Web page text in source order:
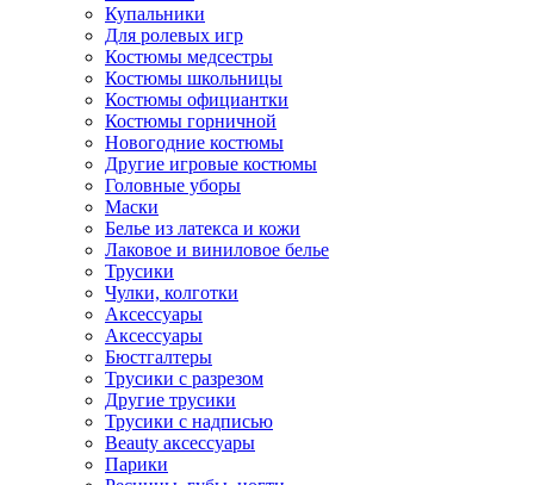
Купальники
Для ролевых игр
Костюмы медсестры
Костюмы школьницы
Костюмы официантки
Костюмы горничной
Новогодние костюмы
Другие игровые костюмы
Головные уборы
Маски
Белье из латекса и кожи
Лаковое и виниловое белье
Трусики
Чулки, колготки
Аксессуары
Аксессуары
Бюстгалтеры
Трусики с разрезом
Другие трусики
Трусики с надписью
Beauty аксессуары
Парики